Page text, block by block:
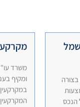
בצורה
הנכס
משרד
ומקיף
במקרקעין